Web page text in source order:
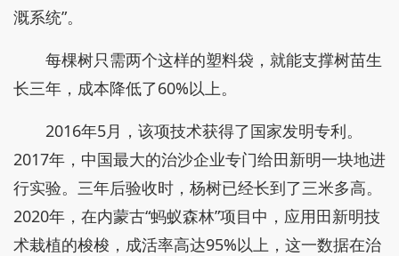
溉系统”。
每棵树只需两个这样的塑料袋，就能支撑树苗生
长三年，成本降低了60%以上。
2016年5月，该项技术获得了国家发明专利。
2017年，中国最大的治沙企业专门给田新明一块地进
行实验。三年后验收时，杨树已经长到了三米多高。
2020年，在内蒙古“蚂蚁森林”项目中，应用田新明技
术栽植的梭梭，成活率高达95%以上，这一数据在治